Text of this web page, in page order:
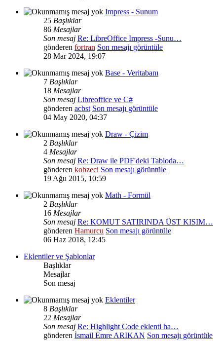
Impress - Sunum
25 Başlıklar
86 Mesajlar
Son mesaj Re: LibreOffice Impress -Sunu…
gönderen fortran Son mesajı görüntüle
28 Mar 2024, 19:07
Base - Veritabanı
7 Başlıklar
18 Mesajlar
Son mesaj Libreoffice ve C#
gönderen acbst Son mesajı görüntüle
04 May 2020, 04:37
Draw - Çizim
2 Başlıklar
4 Mesajlar
Son mesaj Re: Draw ile PDF'deki Tabloda…
gönderen kobzeci Son mesajı görüntüle
19 Ağu 2015, 10:59
Math - Formül
2 Başlıklar
16 Mesajlar
Son mesaj Re: KOMUT SATIRINDA ÜST KISIM…
gönderen Hamurcu Son mesajı görüntüle
06 Haz 2018, 12:45
Eklentiler ve Şablonlar
Başlıklar
Mesajlar
Son mesaj
Eklentiler
8 Başlıklar
22 Mesajlar
Son mesaj Re: Highlight Code eklenti ha…
gönderen İsmail Emre ARIKAN Son mesajı görüntüle